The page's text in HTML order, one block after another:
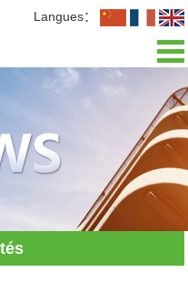
Langues：